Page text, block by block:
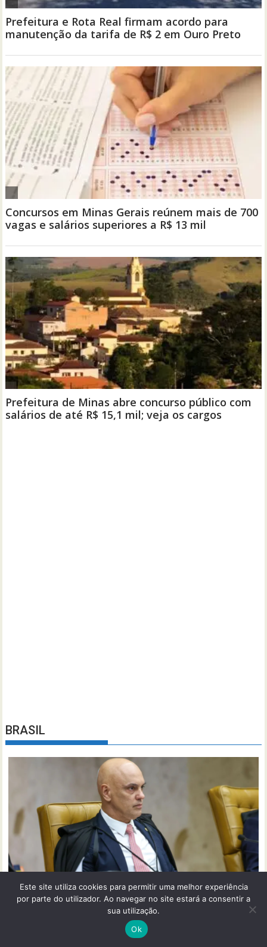
BRASIL
ago 7, 2026 Redação 0
STF abre caminho para reduzir pena de
condenados do 8 de janeiro
Este site utiliza cookies para permitir uma melhor experiência
por parte do utilizador. Ao navegar no site estará a consentir a
sua utilização.
Ok